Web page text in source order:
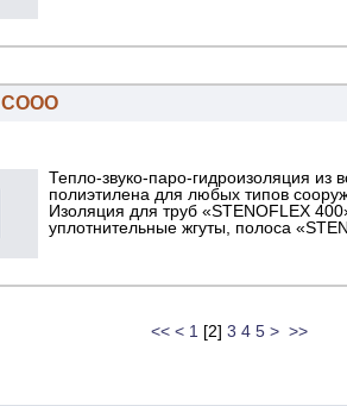
Тепло-звуко-паро-гидроизоляция из
полиэтилена для любых типов
Изоляция для труб «STENOFLEX
уплотнительные жгуты, полоса
<< < 1 [2] 3 4 5 > >>